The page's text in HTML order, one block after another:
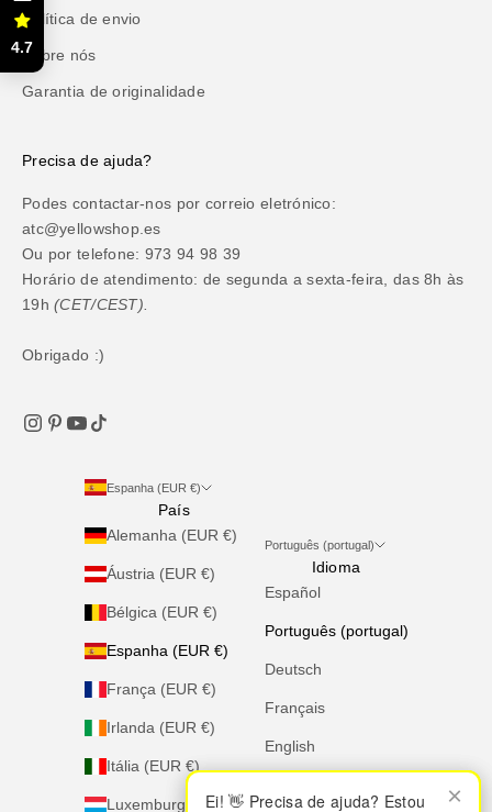
Política de envio
Sobre nós
Garantia de originalidade
Precisa de ajuda?
Podes contactar-nos por correio eletrónico:
atc@yellowshop.es
Ou por telefone: 973 94 98 39
Horário de atendimento: de segunda a sexta-feira, das 8h às
19h(CET/CEST).
Obrigado :)
Espanha (EUR €)
País
Alemanha (EUR €)
Áustria (EUR €)
Bélgica (EUR €)
Espanha (EUR €)
França (EUR €)
Irlanda (EUR €)
Itália (EUR €)
Luxemburgo (EUR €)
Português (portugal)
Idioma
Español
Português (portugal)
Deutsch
Français
English
4.7
Ei! 👋 Precisa de ajuda? Estou ×
Ei! 👋 Precisa de ajuda? Estou ×